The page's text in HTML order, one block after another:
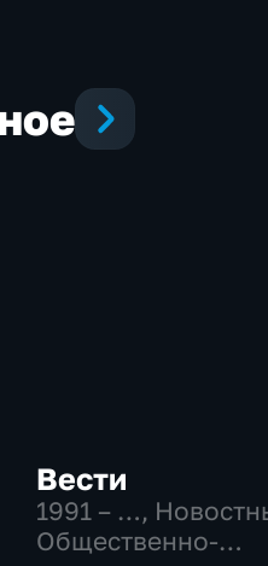
Вести
1991 – …,
Общественно-